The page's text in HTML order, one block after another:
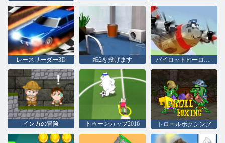
レースリーダー3D 紙2を投げます パイロットヒーローズ
インカの冒険 トゥーンカップ2016 トロールボクシング